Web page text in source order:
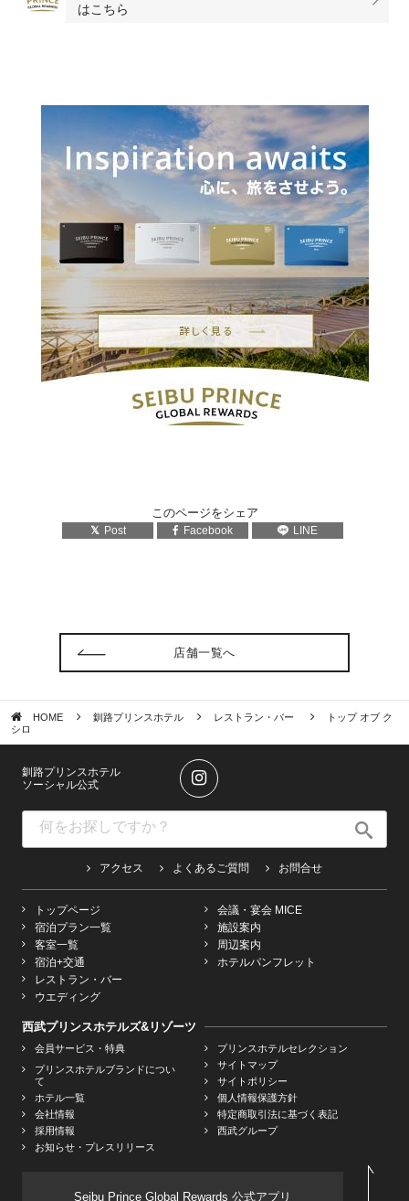
はこちら
このページをシェア
Post Facebook LINE
店舗一覧へ
HOME 釧路プリンスホテル レストラン・バー
トップ オブ ク
シロ
釧路プリンスホテル
ソーシャル公式
アクセス よくあるご質問 お問合せ
トップページ
宿泊プラン一覧
客室一覧
宿泊+交通
レストラン・バー
ウエディング
会議・宴会 MICE
施設案内
周辺案内
ホテルパンフレット
西武プリンスホテルズ&リゾーツ
会員サービス・特典
プリンスホテルブランドについ
て
ホテル一覧
会社情報
採用情報
お知らせ・プレスリリース
プリンスホテルセレクション
サイトマップ
サイトポリシー
個人情報保護方針
特定商取引法に基づく表記
西武グループ
Seibu Prince Global Rewards 公式アプリ